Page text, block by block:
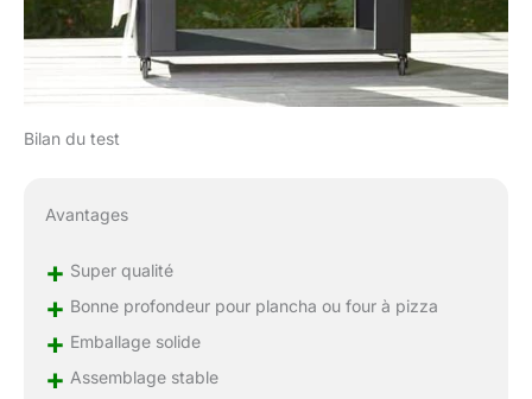
Bilan du test
Avantages
+ Super qualité
+ Bonne profondeur pour plancha ou four à pizza
+ Emballage solide
+ Assemblage stable